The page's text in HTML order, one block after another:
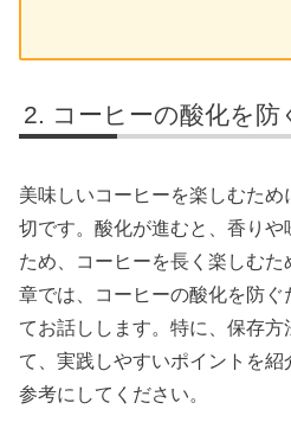
コーヒーの酸化を防
美味しいコーヒーを楽しむた
切です。酸化が進むと、香りや
ため、コーヒーを長く楽しむ
章では、コーヒーの酸化を防
てお話しします。特に、保存
て、実践しやすいポイントを
参考にしてください。